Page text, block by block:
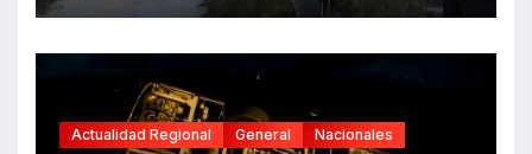
Actualidad Regional General Nacionales